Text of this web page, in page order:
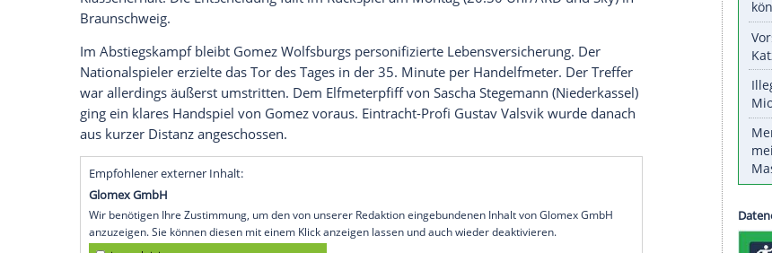
25.05.2017 - 23:59 Uhr
Pflicht erfüllt, der Rettung ganz nah: Dank Torjäger Mario Gomez winkt dem VfL Wolfsburg
ein positives Ende seiner Horror-Saison.
Wolfsburg(SID) - Pflicht erfüllt, der Rettungganz nah: Dank TorjägerMario Gomez winkt
VfL Wolfsburg
ein positives Ende seiner Horror-Saison. Die Mannschaft von Trainer
Andries Jonkerbesiegte den Zweitligisten im hitzigen Hinspiel des
Relegations-Derbys verdient mit 1:0 (1:0) und hat damit gute Chancen auf den Last-Minute-
Klassenerhalt. Die Entscheidung fällt im Rückspiel am Montag (20.30 Uhr/
und Sky) in
Braunschweig.